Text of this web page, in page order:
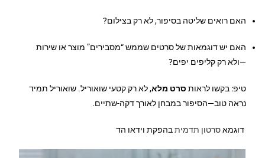
האם רואים שליטה בסיפור, לא רק בצילום?
האם יש דוגמאות של סרטים שממש “מסבירים” מוצר או שירות
—ולא רק קליפים יפים?
טיפ: בקשו לראות סרט מלא, לא רק קטעי שואוריל. שואוריל תמיד
נראה טוב—הסיפור במבחן לאורך דקה-שתיים.
דוגמאסרטון תדמיתבהפקת וידאו הד